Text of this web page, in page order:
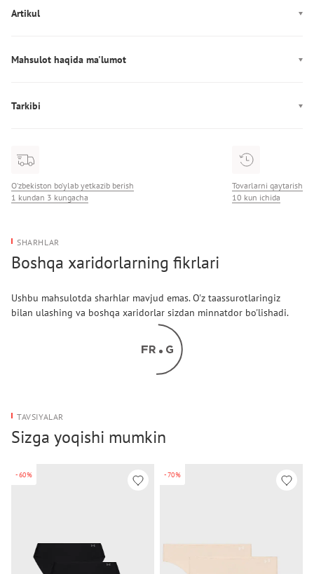
Artikul
Mahsulot haqida ma'lumot
Tarkibi
O‘zbekiston bo‘ylab yetkazib berish
1 kundan 3 kungacha
Tovarlarni qaytarish
10 kun ichida
SHARHLAR
Boshqa xaridorlarning fikrlari
Ushbu mahsulotda sharhlar mavjud emas. O'z taassurotlaringiz
bilan ulashing va boshqa xaridorlar sizdan minnatdor bo'lishadi.
TAVSIYALAR
Sizga yoqishi mumkin
-60% -70%